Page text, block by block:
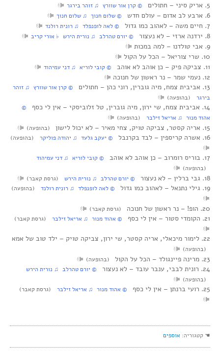
5. אריק סיני‏ – חתולים
© קרן אור שוורץ ♫ זוהר בירגר
6. ארבע לב אדום‏ – עולם חדש © שלום חנוך ♫ שלום חנוך
7. חיים משה‏ – לאהוב כמו גדול © לאה לופנפלד ♫ רונית רולנד
8. ירדנה ארזי‏ – לא נעצור © יורם טהרלב ♫ נורית הירש ♭ אורי קריב
9. אבי טולדנו‏ – למה במכות
10. שרי צוריאל‏ – הכל על הקול
11. צביקה פיק‏ – כן אוהב לא אוהב
© קובי לוריא ♫ דני עמיהוד
12. נעמי שמר‏ – נר ראשון של חנוכה
13. אביבית צמח, מיה גוברין, רוני כהן‏ – חתולים
© קרן אור שוורץ ♫ זוהר
בירגר
(בהופעה)
14. אביבית צמח, שי ירון, מיה גוברין, טל זלוביסקי‏ – אין לי כסף
©
אהוד מנור ♫ אריאל זילבר
(בהופעה)
15. אריה קסטר, צביקה טויק, צחי מאיר‏ – לא יכול לישון (בהופעה)
16. אשרה קריספין‏ – לבד בקרנבל © יעקב גלעד ♫ יהודה פוליקר (בהופעה)
17. בוריס רומרוב‏ – כן אוהב לא אוהב
© קובי לוריא ♫ דני עמיהוד
(בהופעה)
18. גבי ברלין‏ – לא נעצור © יורם טהרלב ♫ נורית הירש (גרסת קאבר)
19. גילי נתנאל‏ – לאהוב כמו גדול © לאה לופנפלד ♫ רונית רולנד (בהופעה)
20. הופ!‏ – נר ראשון של חנוכה (גרסת קאבר)
21. הקומדי סטור‏ – אין לי כסף © אהוד מנור ♫ אריאל זילבר (גרסת קאבר)
22. לימור מיכאלי, אריה קסטר, שי ירון, צביקה טויק‏ – ילד טוב של אמא
(בהופעה)
23. מרינה פיינגולד‏ – הכל על הקול (בהופעה)
24. רונית לבבי, ענבר עובד‏ – לא נעצור
© יורם טהרלב ♫ נורית הירש
(בהופעה)
25. רועי ברנתן‏ – אין לי כסף © אהוד מנור ♫ אריאל זילבר (גרסת קאבר)
☚ קטגוריה: אוספים